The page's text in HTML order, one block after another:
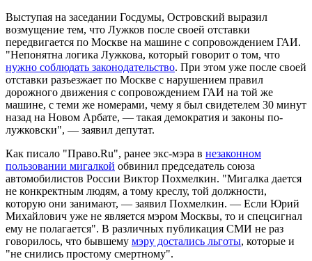
Выступая на заседании Госдумы, Островский выразил
возмущение тем, что Лужков после своей отставки
передвигается по Москве на машине с сопровождением ГАИ.
"Непонятна логика Лужкова, который говорит о том, что
нужно соблюдать законодательство. При этом уже после своей
отставки разъезжает по Москве с нарушением правил
дорожного движения с сопровождением ГАИ на той же
машине, с теми же номерами, чему я был свидетелем 30 минут
назад на Новом Арбате, — такая демократия и законы по-
лужковски", — заявил депутат.
Как писало "Право.Ru", ранее экс-мэра в незаконном
пользовании мигалкой обвинил председатель союза
автомобилистов России Виктор Похмелкин. "Мигалка дается
не конкректным людям, а тому креслу, той должности,
которую они занимают, — заявил Похмелкин. — Если Юрий
Михайлович уже не является мэром Москвы, то и спецсигнал
ему не полагается". В различных публикация СМИ не раз
говорилось, что бывшему мэру достались льготы, которые и
"не снились простому смертному".